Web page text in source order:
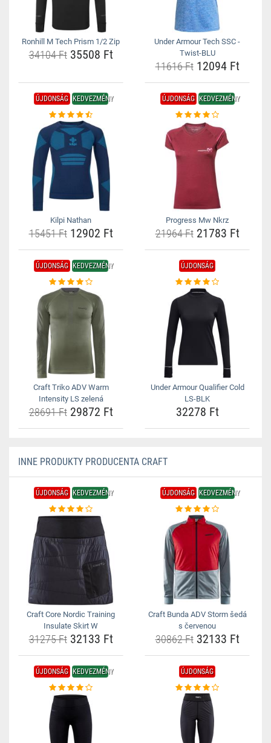
Ronhill M Tech Prism 1/2 Zip
34104 Ft35508 Ft
Under Armour Tech SSC -
Twist-BLU
11616 Ft12094 Ft
ÚJDONSÁG KEDVEZMÉNY
Kilpi Nathan
15451 Ft12902 Ft
ÚJDONSÁG KEDVEZMÉNY
Progress Mw Nkrz
21964 Ft21783 Ft
ÚJDONSÁG KEDVEZMÉNY
Craft Triko ADV Warm
Intensity LS zelená
28691 Ft29872 Ft
ÚJDONSÁG
Under Armour Qualifier Cold
LS-BLK
32278 Ft
INNE PRODUKTY PRODUCENTA CRAFT
ÚJDONSÁG KEDVEZMÉNY
Craft Core Nordic Training
Insulate Skirt W
31275 Ft32133 Ft
ÚJDONSÁG KEDVEZMÉNY
Craft Bunda ADV Storm šedá
s červenou
30862 Ft32133 Ft
ÚJDONSÁG KEDVEZMÉNY ÚJDONSÁG